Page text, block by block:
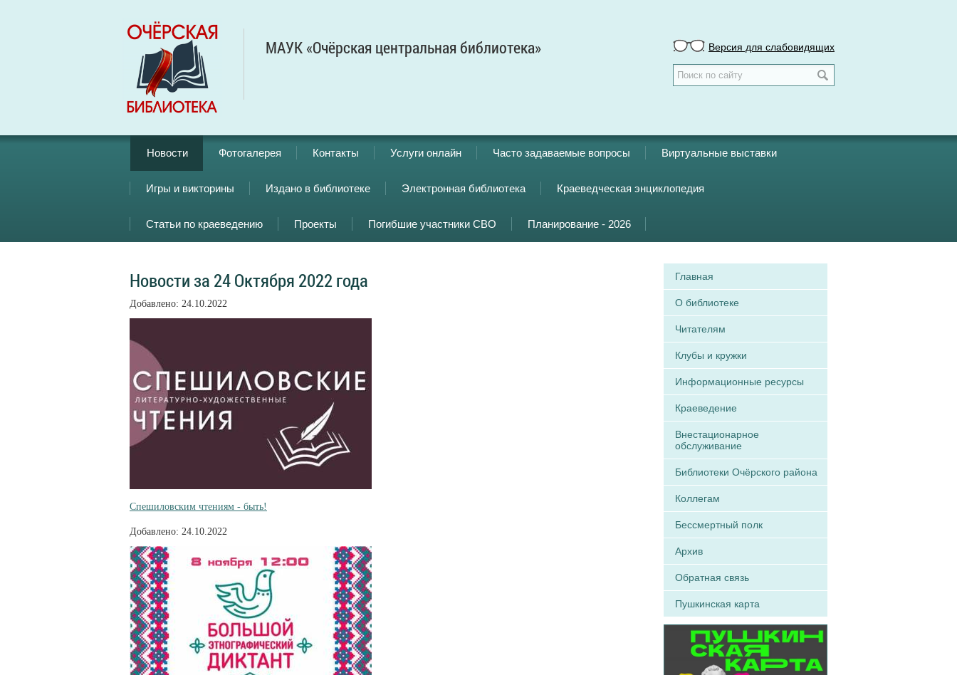
МАУК «Очёрская центральная библиотека» Версия для слабовидящих
Новости Фотогалерея Контакты Услуги онлайн Часто задаваемые вопросы Виртуальные выставки
Игры и викторины Издано в библиотеке Электронная библиотека Краеведческая энциклопедия
Статьи по краеведению Проекты Погибшие участники СВО Планирование - 2026
Новости за 24 Октября 2022 года
Добавлено: 24.10.2022
Спешиловским чтениям - быть!
Добавлено: 24.10.2022
Главная
О библиотеке
Читателям
Клубы и кружки
Информационные ресурсы
Краеведение
Внестационарное
обслуживание
Библиотеки Очёрского района
Коллегам
Бессмертный полк
Архив
Обратная связь
Пушкинская карта